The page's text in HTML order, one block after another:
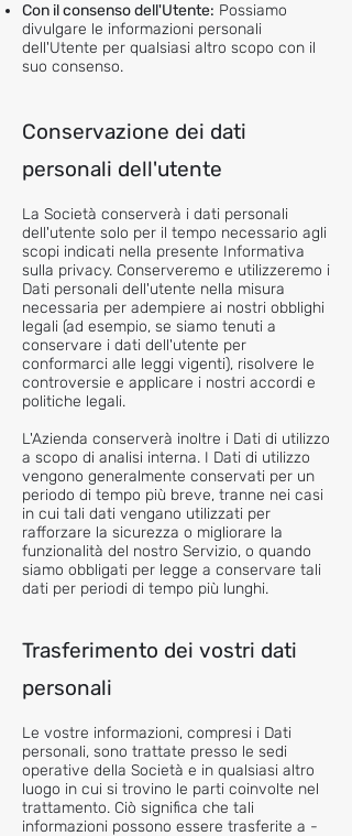
Con il consenso dell'Utente: Possiamo
divulgare le informazioni personali
dell'Utente per qualsiasi altro scopo con il
suo consenso.
Conservazione dei dati
personali dell'utente
La Società conserverà i dati personali
dell'utente solo per il tempo necessario agli
scopi indicati nella presente Informativa
sulla privacy. Conserveremo e utilizzeremo i
Dati personali dell'utente nella misura
necessaria per adempiere ai nostri obblighi
legali (ad esempio, se siamo tenuti a
conservare i dati dell'utente per
conformarci alle leggi vigenti), risolvere le
controversie e applicare i nostri accordi e
politiche legali.
L'Azienda conserverà inoltre i Dati di utilizzo
a scopo di analisi interna. I Dati di utilizzo
vengono generalmente conservati per un
periodo di tempo più breve, tranne nei casi
in cui tali dati vengano utilizzati per
rafforzare la sicurezza o migliorare la
funzionalità del nostro Servizio, o quando
siamo obbligati per legge a conservare tali
dati per periodi di tempo più lunghi.
Trasferimento dei vostri dati
personali
Le vostre informazioni, compresi i Dati
personali, sono trattate presso le sedi
operative della Società e in qualsiasi altro
luogo in cui si trovino le parti coinvolte nel
trattamento. Ciò significa che tali
informazioni possono essere trasferite a -